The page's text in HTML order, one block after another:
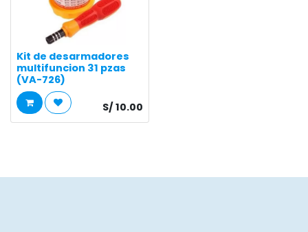
Kit de desarmadores
multifuncion 31 pzas
(VA-726)
S/10.00